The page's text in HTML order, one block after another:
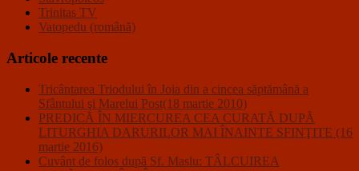
Trinitas TV
Vatopedu (română)
Articole recente
Tricântarea Triodului în Joia din a cincea săptămână a
Sfântului şi Marelui Post(18 martie 2010)
PREDICĂ ÎN MIERCUREA CEA CURATĂ DUPĂ
LITURGHIA DARURILOR MAI ÎNAINTE SFINŢITE (16
martie 2016)
Cuvânt de folos după Sf. Maslu: TÂLCUIREA